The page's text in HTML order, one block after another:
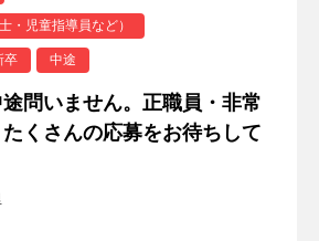
・児童指導員など）
卒 中途
問いません。正職員・非常
くさんの応募をお待ちして